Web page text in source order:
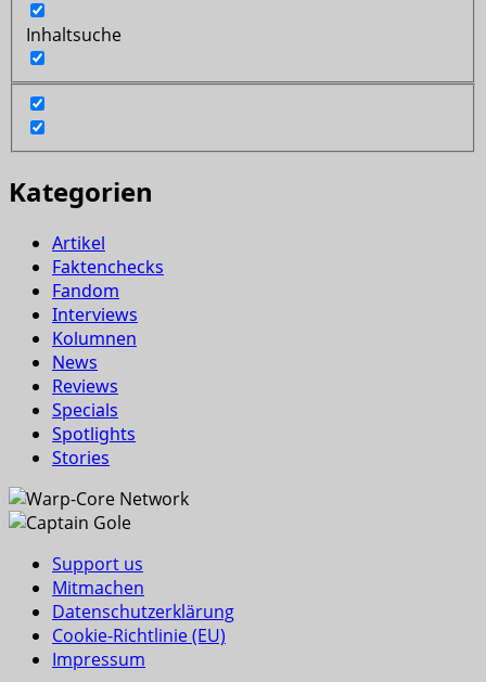
Inhaltsuche
Kategorien
Artikel
Faktenchecks
Fandom
Interviews
Kolumnen
News
Reviews
Specials
Spotlights
Stories
Support us
Mitmachen
Datenschutzerklärung
Cookie-Richtlinie (EU)
Impressum